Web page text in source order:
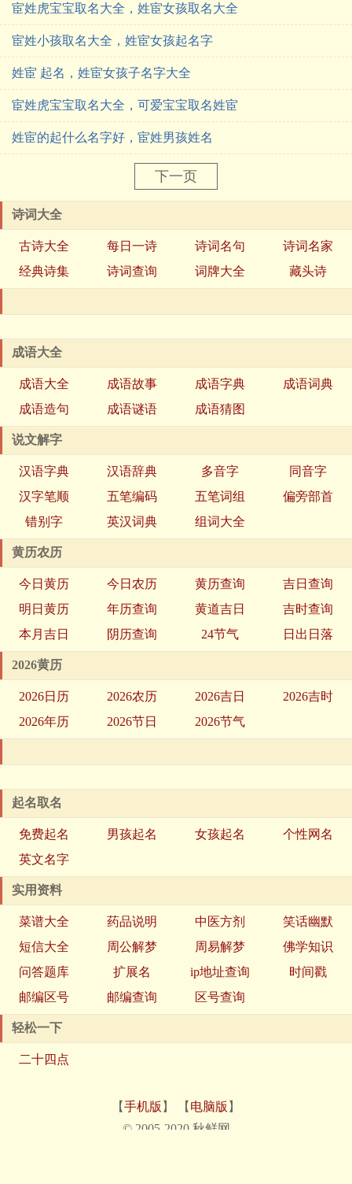
宦姓虎宝宝取名大全，姓宦女孩取名大全
宦姓小孩取名大全，姓宦女孩起名字
姓宦 起名，姓宦女孩子名字大全
宦姓虎宝宝取名大全，可爱宝宝取名姓宦
姓宦的起什么名字好，宦姓男孩姓名
下一页
诗词大全
古诗大全 每日一诗 诗词名句
诗词名家
经典诗集
诗词查询 词牌大全 藏头诗
成语大全
成语大全 成语故事 成语字典
成语词典
成语造句
成语谜语 成语猜图
说文解字
汉语字典 汉语辞典 多音字
同音字
汉字笔顺
五笔编码 五笔词组
偏旁部首
错别字
英汉词典 组词大全
黄历农历
今日黄历 今日农历 黄历查询
吉日查询
明日黄历
年历查询 黄道吉日
吉时查询
本月吉日
阴历查询 24节气 日出日落
2026黄历
2026日历 2026农历 2026吉日
2026吉时
2026年历
2026节日 2026节气
起名取名
免费起名 男孩起名 女孩起名
个性网名
英文名字
实用资料
菜谱大全 药品说明 中医方剂
笑话幽默
短信大全
周公解梦 周易解梦
佛学知识
问答题库
扩展名 ip地址查询
时间戳
邮编区号
邮编查询 区号查询
轻松一下
二十四点
【手机版 】 【 电脑版 】
© 2005-2020 秋鲜网